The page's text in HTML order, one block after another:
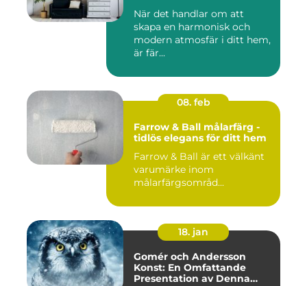
När det handlar om att
skapa en harmonisk och
modern atmosfär i ditt hem,
är fär...
08. feb
Farrow & Ball målarfärg -
tidlös elegans för ditt hem
Farrow & Ball är ett välkänt
varumärke inom
målarfärgsområd...
18. jan
Gomér och Andersson
Konst: En Omfattande
Presentation av Denna